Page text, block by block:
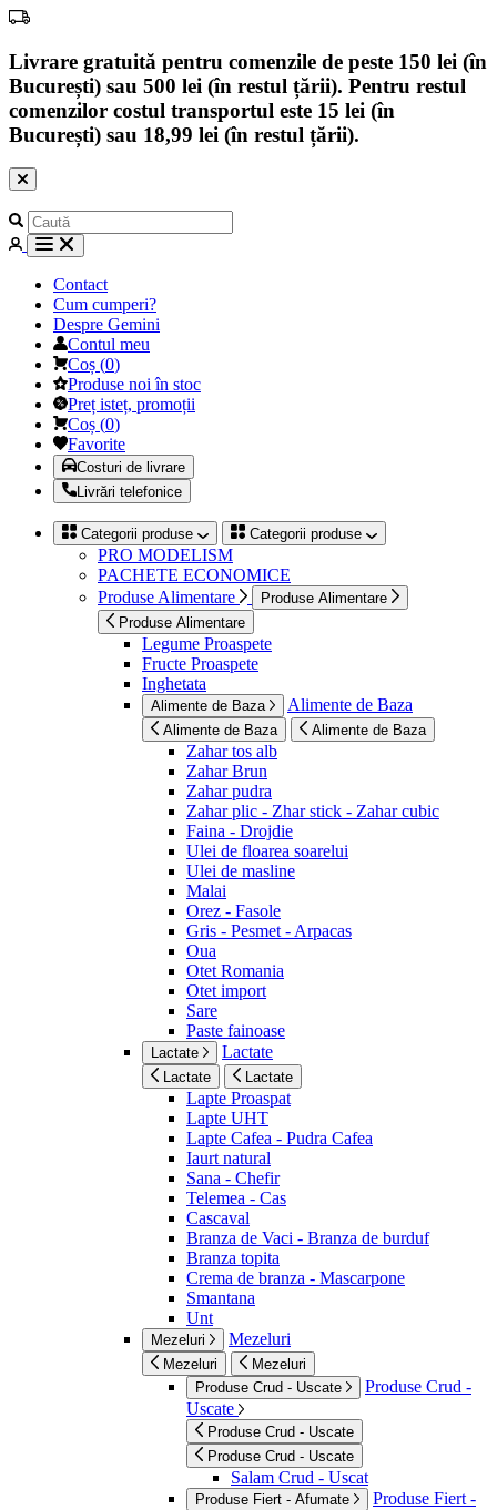
Livrare gratuită pentru comenzile de peste 150 lei (în
București) sau 500 lei (în restul țării). Pentru restul
comenzilor costul transportul este 15 lei (în
București) sau 18,99 lei (în restul țării).
Contact
Cum cumperi?
Despre Gemini
Contul meu
Coș (0)
Produse noi în stoc
Preț isteț, promoții
Coș (0)
Favorite
Costuri de livrare
Livrări telefonice
Categorii produse Categorii produse
PRO MODELISM
PACHETE ECONOMICE
Produse Alimentare
Produse Alimentare
Produse Alimentare
Legume Proaspete
Fructe Proaspete
Inghetata
Alimente de Baza Alimente de Baza
Alimente de Baza Alimente de Baza
Zahar tos alb
Zahar Brun
Zahar pudra
Zahar plic - Zhar stick - Zahar cubic
Faina - Drojdie
Ulei de floarea soarelui
Ulei de masline
Malai
Orez - Fasole
Gris - Pesmet - Arpacas
Oua
Otet Romania
Otet import
Sare
Paste fainoase
Lactate Lactate
Lactate Lactate
Lapte Proaspat
Lapte UHT
Lapte Cafea - Pudra Cafea
Iaurt natural
Sana - Chefir
Telemea - Cas
Cascaval
Branza de Vaci - Branza de burduf
Branza topita
Crema de branza - Mascarpone
Smantana
Unt
Mezeluri Mezeluri
Mezeluri
Mezeluri
Produse Crud - Uscate
Produse Crud -
Uscate
Produse Crud - Uscate
Produse Crud - Uscate
Salam Crud - Uscat
Produse Fiert - Afumate
Produse Fiert -